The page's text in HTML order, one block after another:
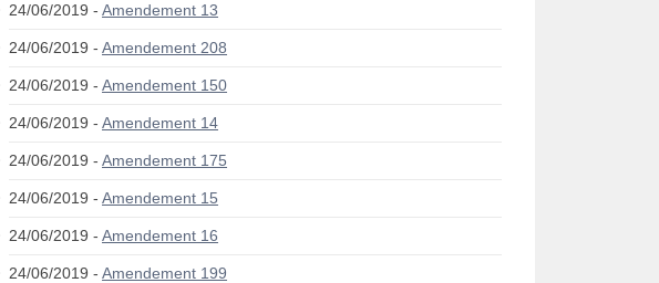
24/06/2019 - Amendement 13
24/06/2019 - Amendement 208
24/06/2019 - Amendement 150
24/06/2019 - Amendement 14
24/06/2019 - Amendement 175
24/06/2019 - Amendement 15
24/06/2019 - Amendement 16
24/06/2019 - Amendement 199